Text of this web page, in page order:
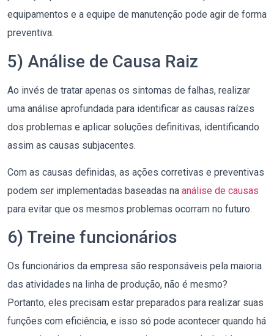
equipamentos e a equipe de manutenção pode agir de forma
preventiva.
5) Análise de Causa Raiz
Ao invés de tratar apenas os sintomas de falhas, realizar
uma análise aprofundada para identificar as causas raízes
dos problemas e aplicar soluções definitivas, identificando
assim as causas subjacentes.
Com as causas definidas, as ações corretivas e preventivas
podem ser implementadas baseadas na análise de causas
para evitar que os mesmos problemas ocorram no futuro.
6) Treine funcionários
Os funcionários da empresa são responsáveis pela maioria
das atividades na linha de produção, não é mesmo?
Portanto, eles precisam estar preparados para realizar suas
funções com eficiência, e isso só pode acontecer quando há